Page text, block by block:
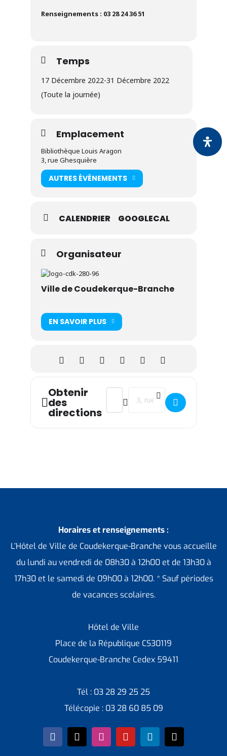
Renseignements : 03 28 24 36 51
Temps
17 Décembre 2022-31 Décembre 2022
(Toute la journée)
Emplacement
Bibliothèque Louis Aragon
3, rue Ghesquière
AUTRES ÉVÉNEMENTS
CALENDRIER GOOGLECAL
Organisateur
Ville de Coudekerque-Branche
EN SAVOIR PLUS
Obtenir
des
directions
Address - Escape game spécial
Destination Address -
Horaires et renseignements :
L’Hôtel de Ville de Coudekerque-Branche vous accueille
du lundi au vendredi de 08h30 à 12h00 et de 13h30 à
17h30 et le samedi de 09h00 à 12h00. * Sauf périodes
de vacances scolaires.
Hôtel de Ville
Place de la République CS30119
Coudekerque-Branche Cedex 59411
Tél : 03 28 29 25 25
Télécopie : 03 28 60 85 09